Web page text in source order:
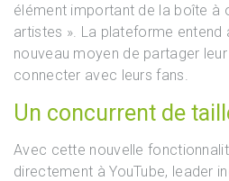
élément important de la boîte à
artistes ». La plateforme entend
nouveau moyen de partager
connecter avec leurs fans.
Un concurrent de
Avec cette nouvelle
directement à YouTube, leader